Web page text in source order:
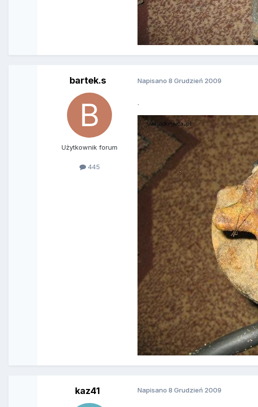
bartek.s
Użytkownik forum
445
Napisano8 Grudzień 2009
.
kaz41 Napisano8 Grudzień 2009